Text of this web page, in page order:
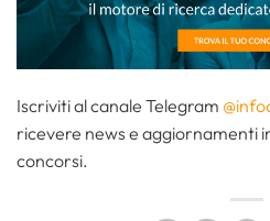
Iscriviti al canale Telegram
ricevere news e aggiornamenti
concorsi.